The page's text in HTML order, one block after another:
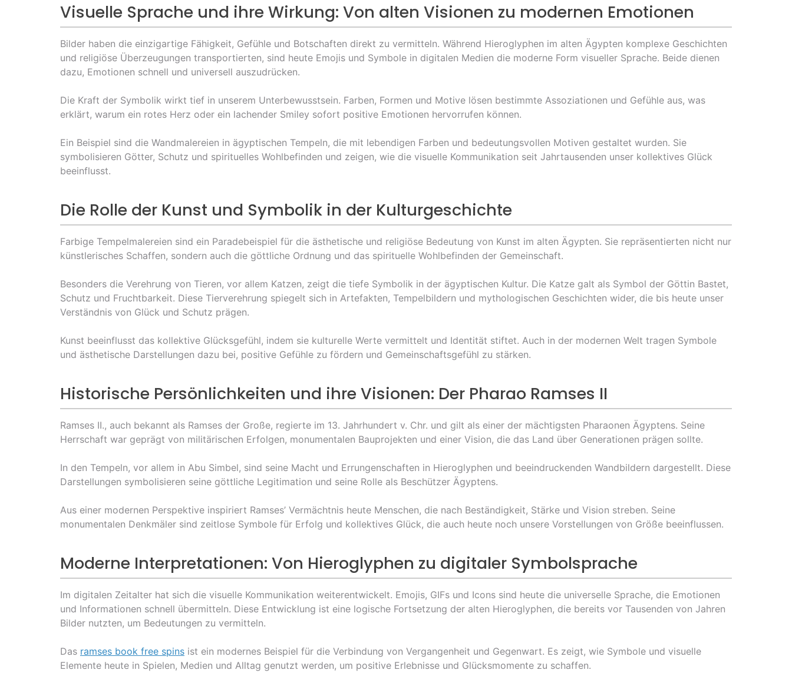
Visuelle Sprache und ihre Wirkung: Von alten Visionen zu modernen Emotionen
Bilder haben die einzigartige Fähigkeit, Gefühle und Botschaften direkt zu vermitteln. Während Hieroglyphen im alten Ägypten komplexe Geschichten
und religiöse Überzeugungen transportierten, sind heute Emojis und Symbole in digitalen Medien die moderne Form visueller Sprache. Beide dienen
dazu, Emotionen schnell und universell auszudrücken.
Die Kraft der Symbolik wirkt tief in unserem Unterbewusstsein. Farben, Formen und Motive lösen bestimmte Assoziationen und Gefühle aus, was
erklärt, warum ein rotes Herz oder ein lachender Smiley sofort positive Emotionen hervorrufen können.
Ein Beispiel sind die Wandmalereien in ägyptischen Tempeln, die mit lebendigen Farben und bedeutungsvollen Motiven gestaltet wurden. Sie
symbolisieren Götter, Schutz und spirituelles Wohlbefinden und zeigen, wie die visuelle Kommunikation seit Jahrtausenden unser kollektives Glück
beeinflusst.
Die Rolle der Kunst und Symbolik in der Kulturgeschichte
Farbige Tempelmalereien sind ein Paradebeispiel für die ästhetische und religiöse Bedeutung von Kunst im alten Ägypten. Sie repräsentierten nicht nur
künstlerisches Schaffen, sondern auch die göttliche Ordnung und das spirituelle Wohlbefinden der Gemeinschaft.
Besonders die Verehrung von Tieren, vor allem Katzen, zeigt die tiefe Symbolik in der ägyptischen Kultur. Die Katze galt als Symbol der Göttin Bastet,
Schutz und Fruchtbarkeit. Diese Tierverehrung spiegelt sich in Artefakten, Tempelbildern und mythologischen Geschichten wider, die bis heute unser
Verständnis von Glück und Schutz prägen.
Kunst beeinflusst das kollektive Glücksgefühl, indem sie kulturelle Werte vermittelt und Identität stiftet. Auch in der modernen Welt tragen Symbole
und ästhetische Darstellungen dazu bei, positive Gefühle zu fördern und Gemeinschaftsgefühl zu stärken.
Historische Persönlichkeiten und ihre Visionen: Der Pharao Ramses II
Ramses II., auch bekannt als Ramses der Große, regierte im 13. Jahrhundert v. Chr. und gilt als einer der mächtigsten Pharaonen Ägyptens. Seine
Herrschaft war geprägt von militärischen Erfolgen, monumentalen Bauprojekten und einer Vision, die das Land über Generationen prägen sollte.
In den Tempeln, vor allem in Abu Simbel, sind seine Macht und Errungenschaften in Hieroglyphen und beeindruckenden Wandbildern dargestellt. Diese
Darstellungen symbolisieren seine göttliche Legitimation und seine Rolle als Beschützer Ägyptens.
Aus einer modernen Perspektive inspiriert Ramses’ Vermächtnis heute Menschen, die nach Beständigkeit, Stärke und Vision streben. Seine
monumentalen Denkmäler sind zeitlose Symbole für Erfolg und kollektives Glück, die auch heute noch unsere Vorstellungen von Größe beeinflussen.
Moderne Interpretationen: Von Hieroglyphen zu digitaler Symbolsprache
Im digitalen Zeitalter hat sich die visuelle Kommunikation weiterentwickelt. Emojis, GIFs und Icons sind heute die universelle Sprache, die Emotionen
und Informationen schnell übermitteln. Diese Entwicklung ist eine logische Fortsetzung der alten Hieroglyphen, die bereits vor Tausenden von Jahren
Bilder nutzten, um Bedeutungen zu vermitteln.
Das ramses book free spins ist ein modernes Beispiel für die Verbindung von Vergangenheit und Gegenwart. Es zeigt, wie Symbole und visuelle
Elemente heute in Spielen, Medien und Alltag genutzt werden, um positive Erlebnisse und Glücksmomente zu schaffen.